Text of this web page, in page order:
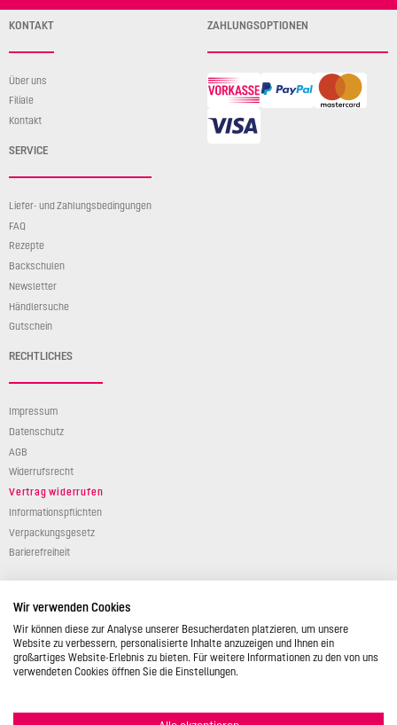
KONTAKT
Über uns
Filiale
Kontakt
SERVICE
Liefer- und Zahlungsbedingungen
FAQ
Rezepte
Backschulen
Newsletter
Händlersuche
Gutschein
RECHTLICHES
Impressum
Datenschutz
AGB
Widerrufsrecht
Vertrag widerrufen
Informationspflichten
Verpackungsgesetz
Barierefreiheit
ZAHLUNGSOPTIONEN
© 2026 STÄDTER GmbH • Am Kreuzweg 1 • 35469 Allendorf/Lumda • Deutschland •
info@backshop.staedter.de
Wir verwenden Cookies
Wir können diese zur Analyse unserer Besucherdaten platzieren, um unsere
Website zu verbessern, personalisierte Inhalte anzuzeigen und Ihnen ein
großartiges Website-Erlebnis zu bieten. Für weitere Informationen zu den von uns
verwendeten Cookies öffnen Sie die Einstellungen.